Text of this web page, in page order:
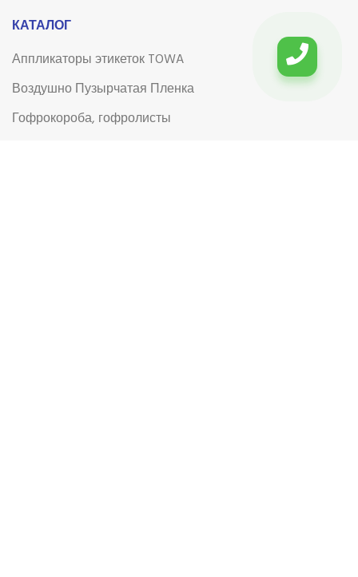
КАТАЛОГ
Аппликаторы этикеток TOWA
Воздушно Пузырчатая Пленка
Гофрокороба, гофролисты